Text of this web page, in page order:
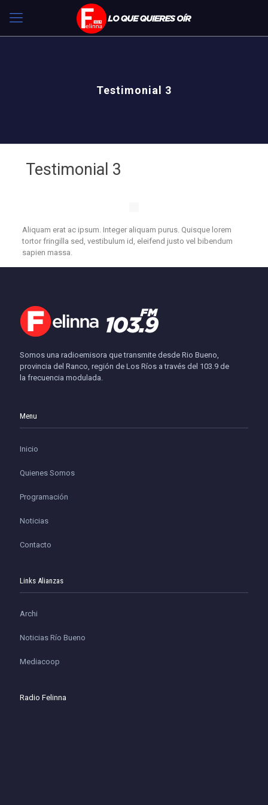
Testimonial 3
Testimonial 3
Aliquam erat ac ipsum. Integer aliquam purus. Quisque lorem
tortor fringilla sed, vestibulum id, eleifend justo vel bibendum
sapien massa.
Somos una radioemisora que transmite desde Rio Bueno,
provincia del Ranco, región de Los Ríos a través del 103.9 de
la frecuencia modulada.
Menu
Inicio
Quienes Somos
Programación
Noticias
Contacto
Links Alianzas
Archi
Noticias Río Bueno
Mediacoop
Radio Felinna